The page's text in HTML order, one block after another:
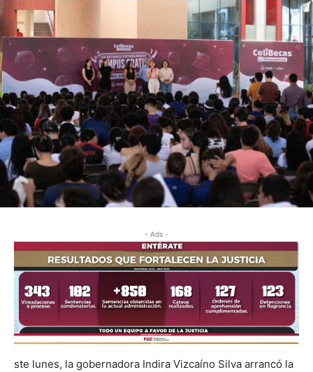
- Ads -
ste lunes, la gobernadora Indira Vizcaíno Silva arrancó la